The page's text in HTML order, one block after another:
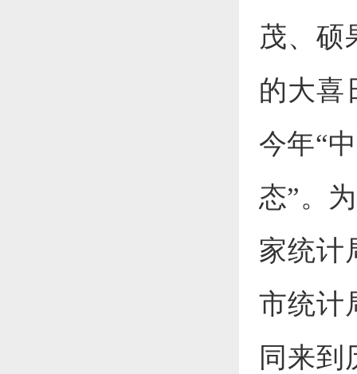
茂、硕
的大喜
今年“
态”。
家统计
市统计
同来到